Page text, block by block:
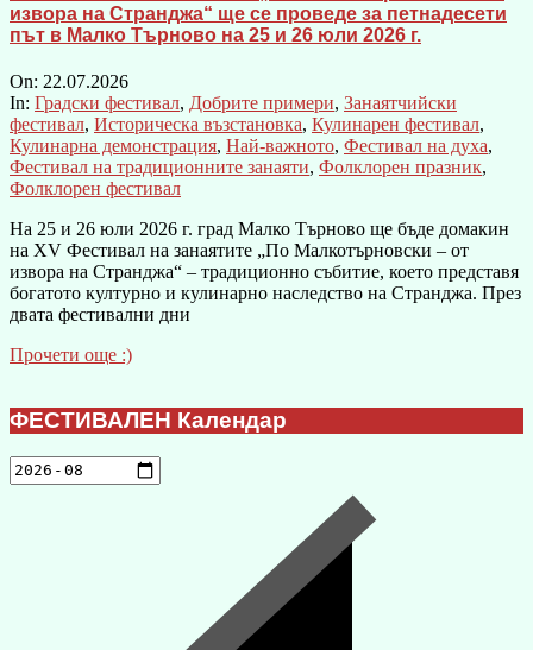
извора на Странджа“ ще се проведе за петнадесети
път в Малко Търново на 25 и 26 юли 2026 г.
On: 22.07.2026
In: Градски фестивал, Добрите примери, Занаятчийски
фестивал, Историческа възстановка, Кулинарен фестивал,
Кулинарна демонстрация, Най-важното, Фестивал на духа,
Фестивал на традиционните занаяти, Фолклорен празник,
Фолклорен фестивал
На 25 и 26 юли 2026 г. град Малко Търново ще бъде домакин
на XV Фестивал на занаятите „По Малкотърновски – от
извора на Странджа“ – традиционно събитие, което представя
богатото културно и кулинарно наследство на Странджа. През
двата фестивални дни
Прочети още :)
ФЕСТИВАЛЕН Календар